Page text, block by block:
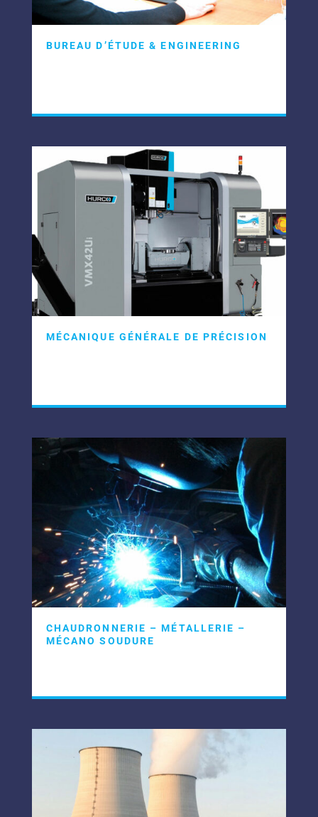
BUREAU D’ÉTUDE & ENGINEERING
MÉCANIQUE GÉNÉRALE DE PRÉCISION
CHAUDRONNERIE – MÉTALLERIE –
MÉCANO SOUDURE